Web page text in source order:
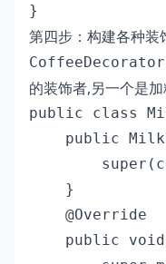
}
第四步：构建各种装
CoffeeDecorator
的装饰者,另一个是加
public class
public
    }
    @Override
public